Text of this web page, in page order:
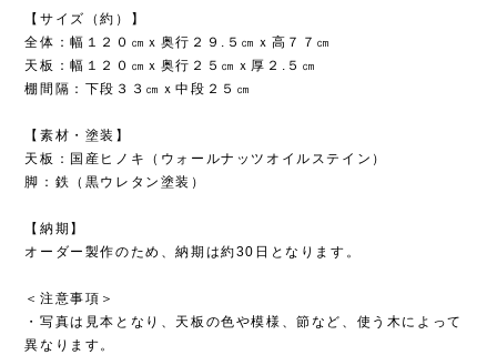
【素材・塗装】
天板：国産ヒノキ（ウォールナッツオイルステイン）
脚：鉄（黒ウレタン塗装）
オーダー製作のため、納期は約30日となります。
＜注意事項＞
異なります。
・すべて手作業で制作しているため、サイズや形、質感や模様、
・天板には自然にできた木の節や割れ、また天板、鉄脚共に制作
途中にできたキズなどがある場合があります。
・塗装はしていますが、通常は屋内や軒下での使用をお勧めして